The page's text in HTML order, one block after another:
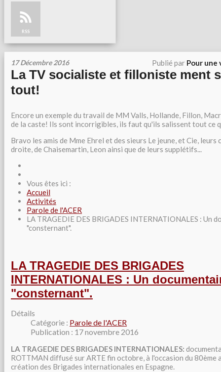
RSS
17 Décembre 2016 Publié par Pour une
La TV socialiste et filloniste ment
tout!
Encore un exemple du travail de MM Valls, Hollande, Fillon,
de la caste! Ils sont incorrigibles, ils faut qu'ils salissent tout ce
Bravo les amis de Mme Ehrel et des sieurs Le jeune, et Cie, leurs
droite, de Chaisemartin, Leon ainsi que de leurs supplétifs...
Vous êtes ici :
Accueil
Activités
Parole de l'ACER
LA TRAGEDIE DES BRIGADES INTERNATIONALES : Un
"consternant".
LA TRAGEDIE DES BRIGADES
INTERNATIONALES : Un
"consternant".
Détails
Catégorie : Parole de l'ACER
Publication : 17 novembre 2016
LA TRAGEDIE DES BRIGADES INTERNATIONALES:
ROTTMAN diffusé sur ARTE fin octobre, à l'occasion du 80ème
création des Brigades internationales en Espagne.